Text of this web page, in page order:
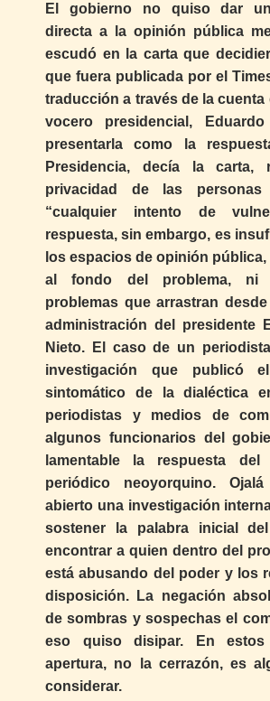
El gobierno no quiso dar
directa a la opinión pública
escudó en la carta que
que fuera publicada por el
traducción a través de la cuenta
vocero presidencial,
presentarla como la
Presidencia, decía la carta,
privacidad de las
“cualquier intento de
respuesta, sin embargo, es
los espacios de opinión
al fondo del problema, ni
problemas que arrastran
administración del presidente
Nieto. El caso de un
investigación que publicó
sintomático de la dialéctica
periodistas y medios de
algunos funcionarios del
lamentable la respuesta del
periódico neoyorquino.
abierto una investigación
sostener la palabra inicial
encontrar a quien dentro del
está abusando del poder y los
disposición. La negación
de sombras y sospechas el
eso quiso disipar. En estos
apertura, no la cerrazón, es
considerar.